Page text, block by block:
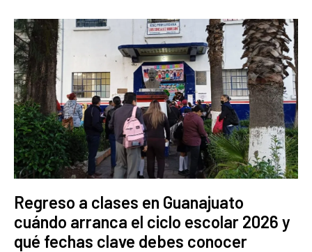
Regreso a clases en Guanajuato
cuándo arranca el ciclo escolar 2026 y
qué fechas clave debes conocer